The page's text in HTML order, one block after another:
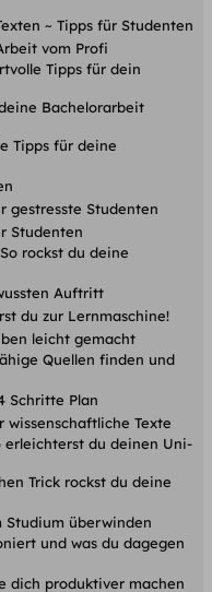
~ Tipps für Studenten
vom Profi
Tipps für dein
Bachelorarbeit
Tipps für deine
gestresste Studenten
Studenten
rockst du deine
Auftritt
du zur Lernmaschine!
leicht gemacht
Quellen finden und
Schritte Plan
wissenschaftliche Texte
erleichterst du deinen Uni-
Trick rockst du deine
Studium überwinden
und was du dagegen
dich produktiver machen